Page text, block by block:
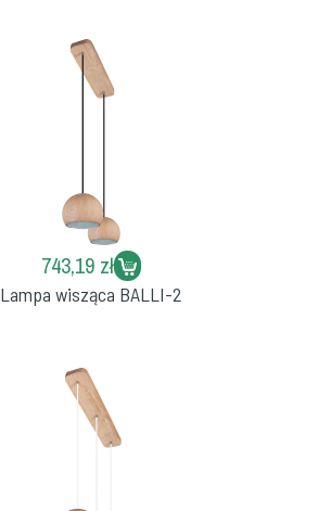
743,19 zł
Lampa wisząca BALLI-2